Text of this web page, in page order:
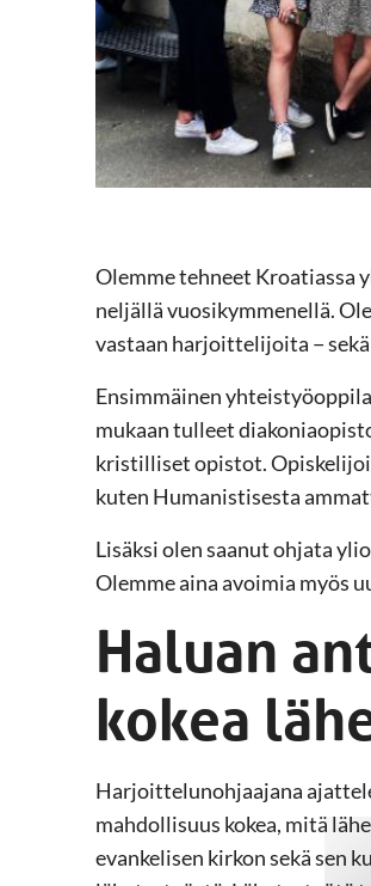
Olemme tehneet Kroatiassa
neljällä vuosikymmenellä.
vastaan harjoittelijoita −
Ensimmäinen
mukaan tulleet
kristilliset opistot.
kuten Humanistisesta
Lisäksi olen saanut ohjata
Olemme aina avoimia myös
Haluan
kokea
Harjoittelunohjaajana
mahdollisuus kokea, mitä
evankelisen kirkon sekä sen